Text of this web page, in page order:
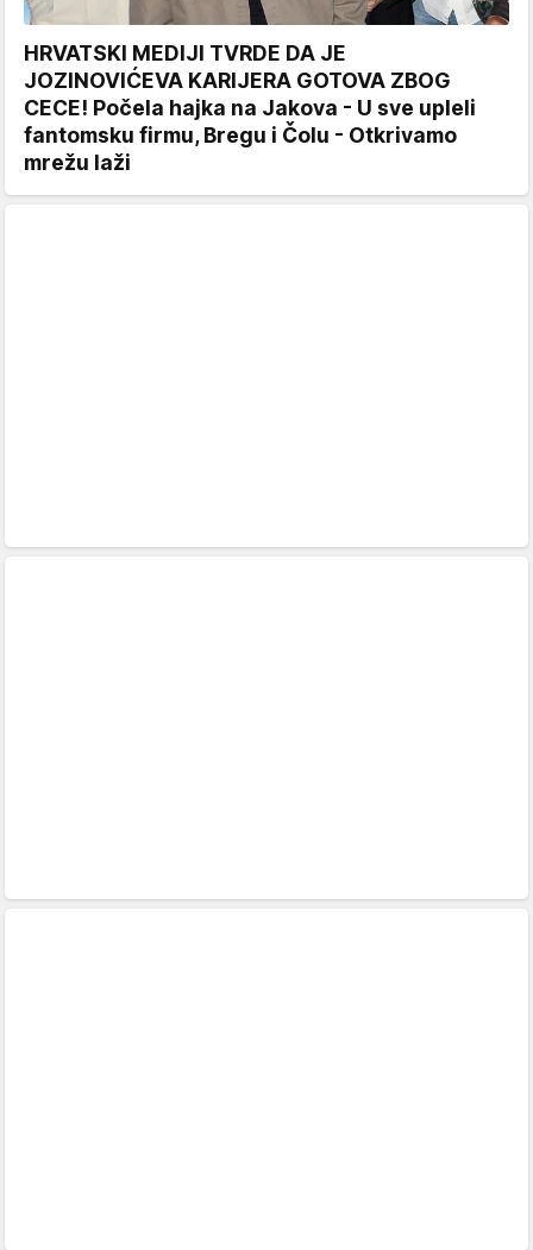
HRVATSKI MEDIJI TVRDE DA JE
JOZINOVIĆEVA KARIJERA GOTOVA ZBOG
CECE! Počela hajka na Jakova - U sve upleli
fantomsku firmu, Bregu i Čolu - Otkrivamo
mrežu laži